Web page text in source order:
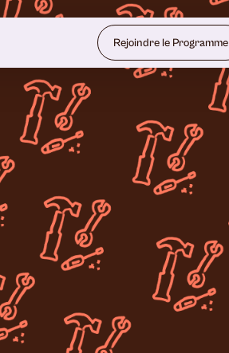
Rejoindre le Programme